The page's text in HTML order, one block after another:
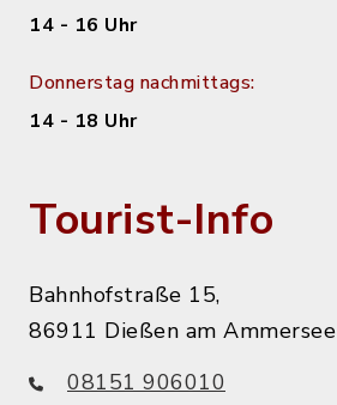
14 - 16 Uhr
Donnerstag nachmittags:
14 - 18 Uhr
Tourist-Info
Bahnhofstraße 15,
86911 Dießen am Ammersee
08151 906010